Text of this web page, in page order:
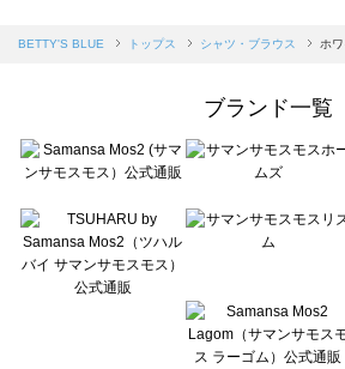
Samansa Mos2 blue（サマンサモスモス ブルー）のシ
sō4ū（ソウフォーユー）のシャツ・ブラウス一覧
Te chichi（テチチ）のシャツ・ブラウス一覧
Te chichi CLASSIC（テチチ クラシック）のシャツ・
Lugnoncure（ルノンキュール）のシャツ・ブラウス一
BETTY'S BLUE（べティーズブルー）のシャツ・ブラ
Wpc.（ワールドパーティー）のシャツ・ブラウス一覧
BETTY'S BLUE トップス シャツ・ブラウス ホ
ブランド一覧